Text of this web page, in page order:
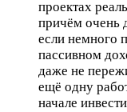
проектах
причём очень
если немного
пассивном
даже не
ещё одну
начале